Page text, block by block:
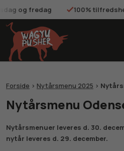
og fredag 100%
Forside > Nytårsmenu 2025 >
Nytårsmenu
Nytårsmenuer leveres d. 30.
nytår leveres d. 29. december.